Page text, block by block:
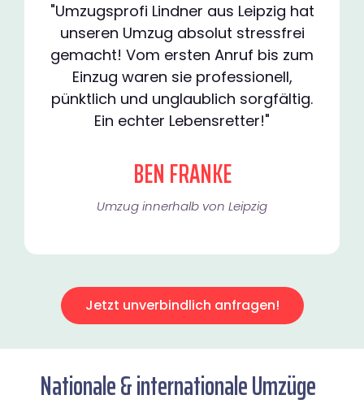
"Umzugsprofi Lindner aus Leipzig hat
unseren Umzug absolut stressfrei
gemacht! Vom ersten Anruf bis zum
Einzug waren sie professionell,
pünktlich und unglaublich sorgfältig.
Ein echter Lebensretter!"
BEN FRANKE
Umzug innerhalb von Leipzig​
Jetzt unverbindlich anfragen!
Nationale & internationale Umzüge